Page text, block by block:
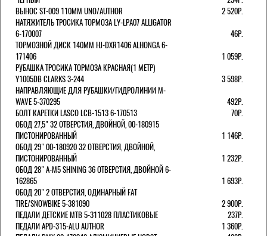
ВЫНОС ST-009 110ММ UNO/AUTHOR
2 520Р.
НАТЯЖИТЕЛЬ ТРОСИКА ТОРМОЗА LY-LPA07 ALLIGATOR
6-170007
46Р.
ТОРМОЗНОЙ ДИСК 140ММ HJ-DXR1406 ALHONGA 6-
171406
1 059Р.
РУБАШКА ТРОСИКА ТОРМОЗА КРАСНАЯ(1 МЕТР)
Y1005DB CLARKS 3-244
3 598Р.
НАПРАВЛЯЮЩИЕ ДЛЯ РУБАШКИ/ГИДРОЛИНИИ M-
WAVE 5-370295
492Р.
БОЛТ КАРЕТКИ LASCO LCB-1513 6-170513
70Р.
ОБОД 27,5" 32 ОТВЕРСТИЯ, ДВОЙНОЙ, 00-180915
ПИСТОНИРОВАННЫЙ
1 146Р.
ОБОД 29" 00-180920 32 ОТВЕРСТИЯ, ДВОЙНОЙ,
ПИСТОНИРОВАННЫЙ
1 232Р.
ОБОД 28" A-M5 SHINING 36 ОТВЕРСТИЯ, ДВОЙНОЙ 6-
162865
1 693Р.
ОБОД 20" 2 ОТВЕРСТИЯ, ОДИНАРНЫЙ FAT
TIRE/SNOWBIKE 5-381090
2 900Р.
ПЕДАЛИ ДЕТСКИЕ MTB 5-311028 ПЛАСТИКОВЫЕ
237Р.
ПЕДАЛИ APD-315-ALU AUTHOR
1 360Р.